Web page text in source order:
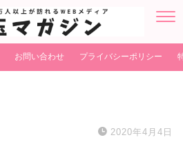
お問い合わせ プライバシーポリシー
2020年4月4日